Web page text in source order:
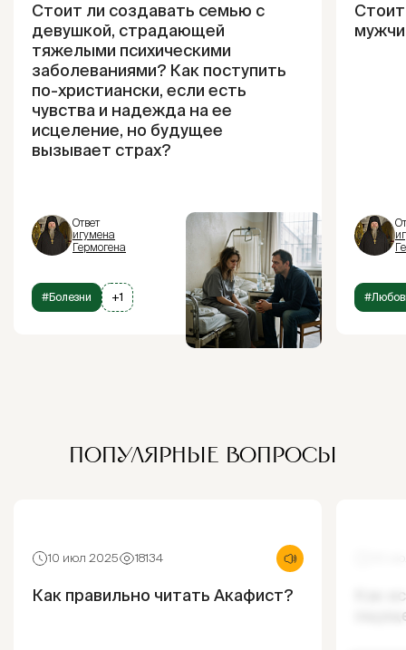
Стоит ли создавать семью с
девушкой, страдающей
тяжелыми психическими
заболеваниями? Как поступить
по-христиански, если есть
чувства и надежда на ее
исцеление, но будущее
вызывает страх?
Ответ
игумена
Гермогена
#Болезни +1
ПОПУЛЯРНЫЕ ВОПРОСЫ
10 июл 2025 18134
Как правильно читать Акафист?
Как